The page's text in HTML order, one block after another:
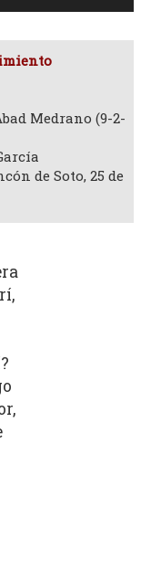
Medrano (9-2-
de Soto, 25 de